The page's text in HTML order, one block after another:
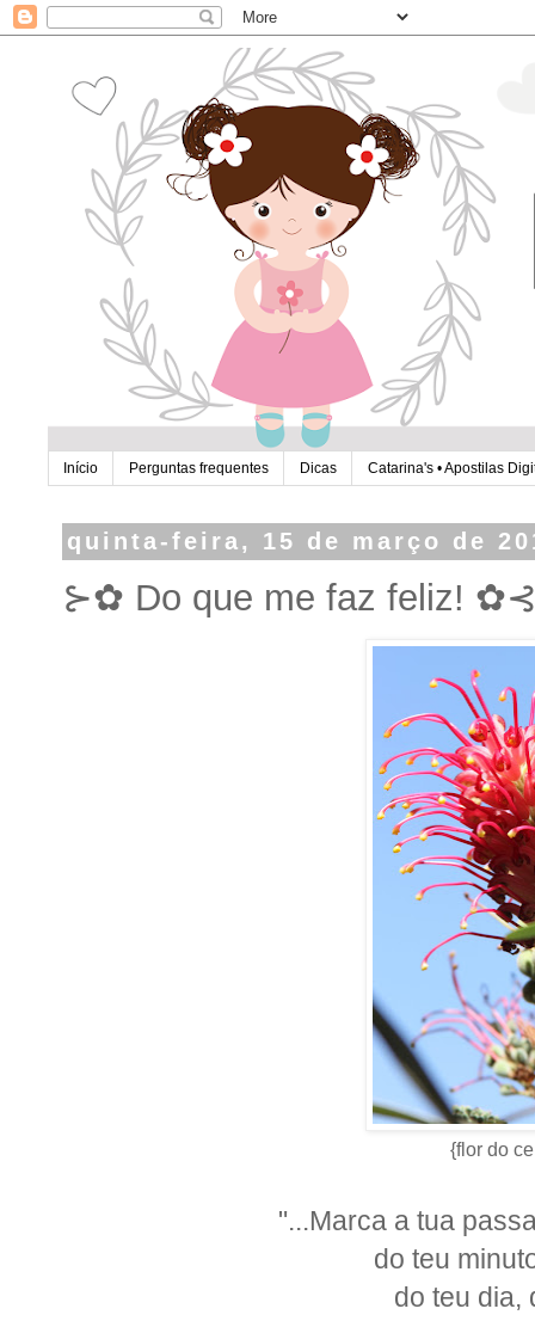
Início Perguntas frequentes Dicas Catarina's • Apostilas
quinta-feira, 15 de março de
⊱✿ Do que me faz feliz!
{flor do
"...Marca a tua
do teu
do teu dia,